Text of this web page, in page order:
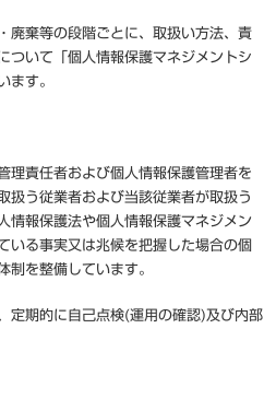
廃棄等の段階ごとに、取扱い方法、責
ついて「個人情報保護マネジメントシ
ます。
理責任者および個人情報保護管理者を
扱う従業者および当該従業者が取扱う
情報保護法や個人情報保護マネジメン
いる事実又は兆候を把握した場合の個
制を整備しています。
定期的に自己点検(運用の確認)及び内部